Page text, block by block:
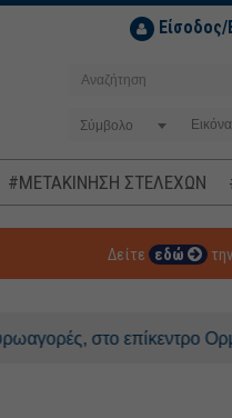
Σύμβολο
#ΜΕΤΑΚΙΝΗΣΗ ΣΤΕΛΕΧΩΝ
Δείτε εδώ
στο επίκεντρο Ορμούζ και